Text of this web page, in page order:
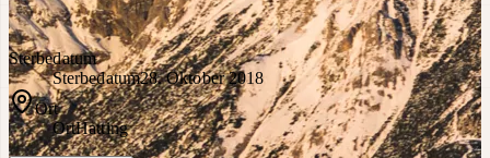
Sterbedatum
Sterbedatum28. Oktober 2018
Ort
OrtHatting